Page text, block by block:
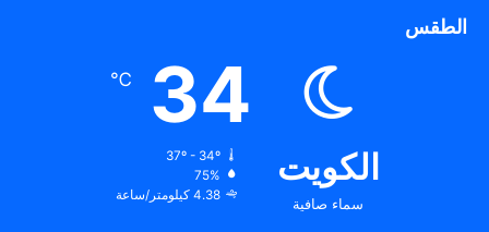
الطقس
الكويت
سماء صافية
34
℃
37º - 34º
75%
4.38 كيلومتر/ساعة